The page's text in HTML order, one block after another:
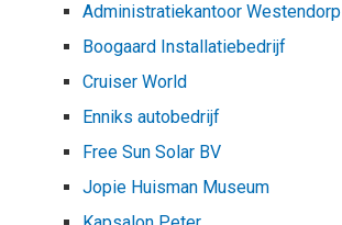
Administratiekantoor Westendorp
Boogaard Installatiebedrijf
Cruiser World
Enniks autobedrijf
Free Sun Solar BV
Jopie Huisman Museum